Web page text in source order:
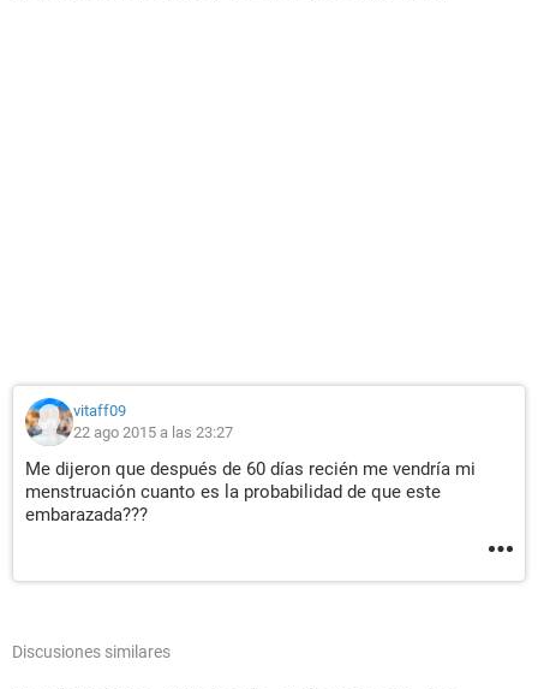
vitaff09
22 ago 2015 a las 23:27
Me dijeron que después de 60 días recién me vendría mi
menstruación cuanto es la probabilidad de que este
embarazada???
Discusiones similares